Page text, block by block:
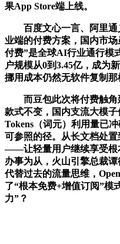
果App Store端上线。
百度文心一言、阿里通
业端的付费方案，国内市
付费”是全球AI行业通行模
户规模从0到3.45亿，成为
挪用成本仍然无软件复制那
而豆包此次将付费触角
款式不变，国内支流大模
Tokens（词元）利用量已
可参照的径。从长文档处
——让轻量用户继续享受
办事为从，火山引擎总裁
代替过去的流量思维，
了“根本免费+增值订阅”模
力”？